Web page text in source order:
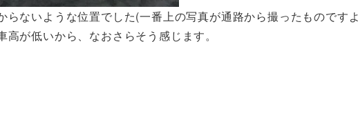
らないような位置でした(一番上の写真が通路から撮ったものです
が低いから、なおさらそう感じます。